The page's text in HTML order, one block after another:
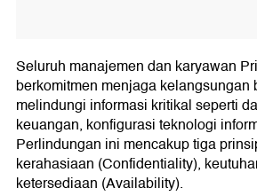
Seluruh manajemen dan karyawan
berkomitmen menjaga kelangsungan
melindungi informasi kritikal seperti
keuangan, konfigurasi teknologi
Perlindungan ini mencakup tiga
kerahasiaan (Confidentiality),
ketersediaan (Availability).